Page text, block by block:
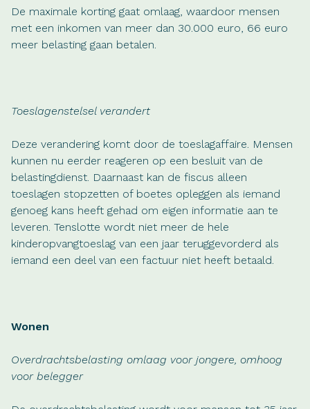
De maximale korting gaat omlaag, waardoor mensen
met een inkomen van meer dan 30.000 euro, 66 euro
meer belasting gaan betalen.
Toeslagenstelsel verandert
Deze verandering komt door de toeslagaffaire. Mensen
kunnen nu eerder reageren op een besluit van de
belastingdienst. Daarnaast kan de fiscus alleen
toeslagen stopzetten of boetes opleggen als iemand
genoeg kans heeft gehad om eigen informatie aan te
leveren. Tenslotte wordt niet meer de hele
kinderopvangtoeslag van een jaar teruggevorderd als
iemand een deel van een factuur niet heeft betaald.
Wonen
Overdrachtsbelasting omlaag voor jongere, omhoog
voor belegger